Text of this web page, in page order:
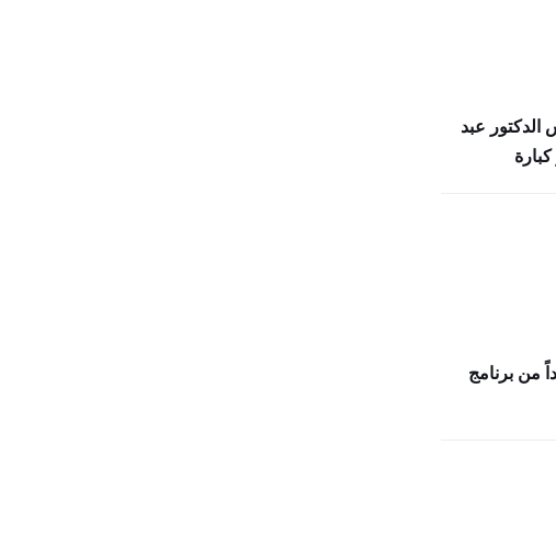
الدكتور عبد
من برنامج